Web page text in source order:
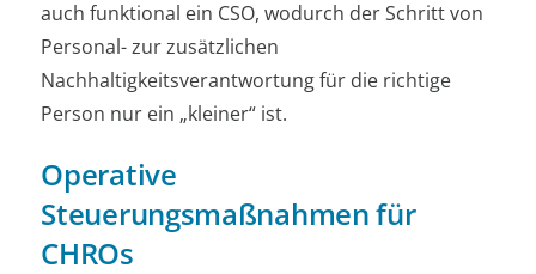
auch funktional ein CSO, wodurch der Schritt von
Personal- zur zusätzlichen
Nachhaltigkeitsverantwortung für die richtige
Person nur ein „kleiner“ ist.
Operative
Steuerungsmaßnahmen für
CHROs